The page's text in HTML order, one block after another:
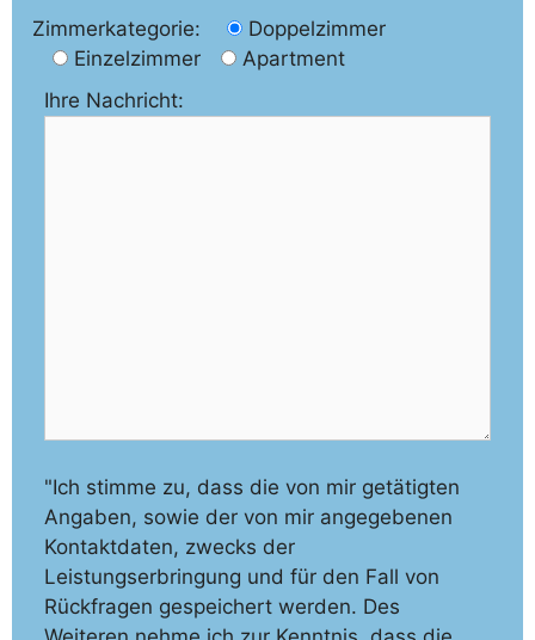
Zimmerkategorie:
Doppelzimmer
Einzelzimmer
Apartment
Ihre Nachricht:
"Ich stimme zu, dass die von mir getätigten
Angaben, sowie der von mir angegebenen
Kontaktdaten, zwecks der
Leistungserbringung und für den Fall von
Rückfragen gespeichert werden. Des